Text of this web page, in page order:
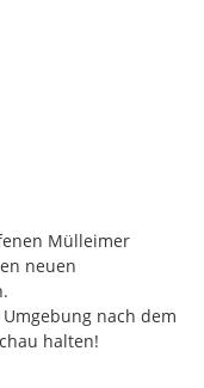
Mülleimer
neuen
nach dem
halten!